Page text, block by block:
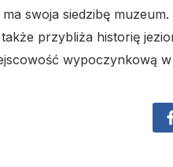
swoja siedzibę
przybliża historię
wypoczynkową w